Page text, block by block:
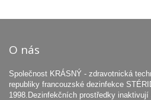
O nás
Společnost KRÁSNÝ - zdravotnická
republiky francouzské dezinfekce
1998.Dezinfekčních prostředky inaktivují